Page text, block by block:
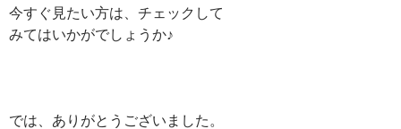
今すぐ見たい方は、チェックして
みてはいかがでしょうか♪
では、ありがとうございました。